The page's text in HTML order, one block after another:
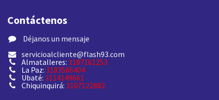
Contáctenos
​ Déjanos un mensaje
servicioalcliente@flash93.com
Almatalleres: 3187161253
La Paz: 3183586404
Ubaté: 3114149661
Chiquinquirá: 3107122882